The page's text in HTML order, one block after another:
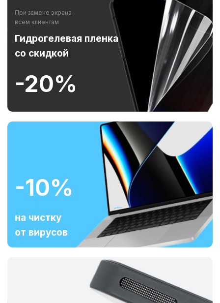
При замене экрана
всем клиентам
Гидрогелевая пленка
со скидкой
-20%
-10%
на чистку
от вирусов